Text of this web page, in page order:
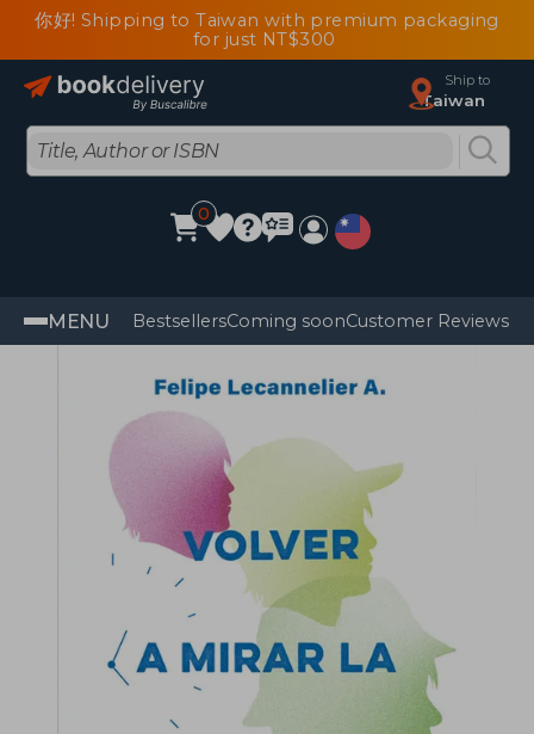
你好! Shipping to Taiwan with premium packaging
for just NT$300
Ship to
Taiwan
0
MENU BestsellersComing soonCustomer Reviews